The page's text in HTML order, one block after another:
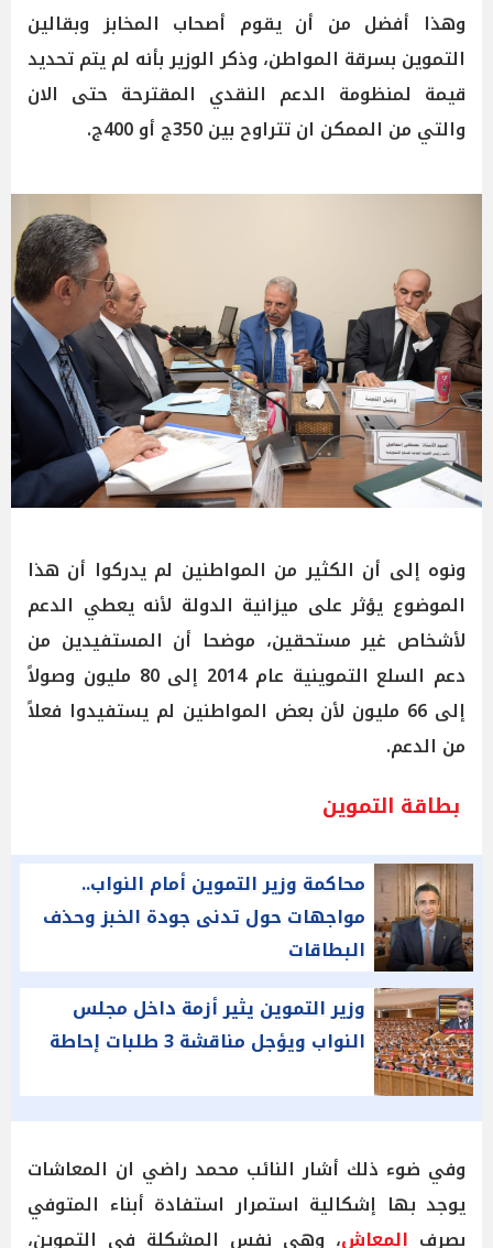
وهذا أفضل من أن يقوم أصحاب المخابز وبقالين
التموين بسرقة المواطن، وذكر الوزير بأنه لم يتم تحديد
قيمة لمنظومة الدعم النقدي المقترحة حتى الان
والتي من الممكن ان تتراوح بين 350ج أو 400ج.
ونوه إلى أن الكثير من المواطنين لم يدركوا أن هذا
الموضوع يؤثر على ميزانية الدولة لأنه يعطي الدعم
لأشخاص غير مستحقين، موضحا أن المستفيدين من
دعم السلع التموينية عام 2014 إلى 80 مليون وصولاً
إلى 66 مليون لأن بعض المواطنين لم يستفيدوا فعلاً
من الدعم.
بطاقة التموين
محاكمة وزير التموين أمام النواب..
مواجهات حول تدنى جودة الخبز وحذف
البطاقات
وزير التموين يثير أزمة داخل مجلس
النواب ويؤجل مناقشة 3 طلبات إحاطة
وفي ضوء ذلك أشار النائب محمد راضي ان المعاشات
يوجد بها إشكالية استمرار استفادة أبناء المتوفي
بصرف المعاش، وهي نفس المشكلة في التموين،